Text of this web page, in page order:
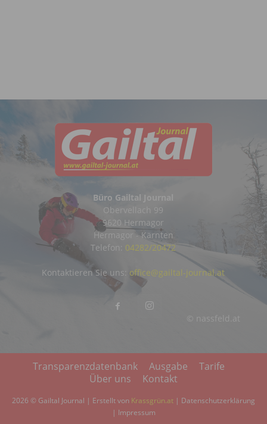
Büro Gailtal Journal
Obervellach 99
9620 Hermagor
Hermagor - Kärnten
Telefon: 04282/20472
© nassfeld.at
Kontaktieren Sie uns: office@gailtal-journal.at
Transparenzdatenbank Ausgabe
Tarife
Über uns
Kontakt
2026 © Gailtal Journal | Erstellt von Krassgrün.at | Datenschutzerklärung
| Impressum